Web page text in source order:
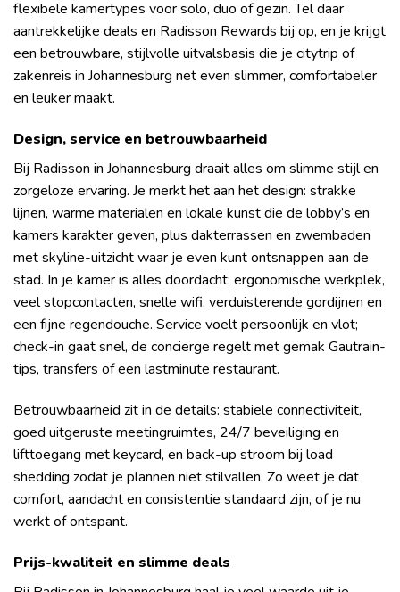
flexibele kamertypes voor solo, duo of gezin. Tel daar
aantrekkelijke deals en Radisson Rewards bij op, en je krijgt
een betrouwbare, stijlvolle uitvalsbasis die je citytrip of
zakenreis in Johannesburg net even slimmer, comfortabeler
en leuker maakt.
Design, service en betrouwbaarheid
Bij Radisson in Johannesburg draait alles om slimme stijl en
zorgeloze ervaring. Je merkt het aan het design: strakke
lijnen, warme materialen en lokale kunst die de lobby’s en
kamers karakter geven, plus dakterrassen en zwembaden
met skyline-uitzicht waar je even kunt ontsnappen aan de
stad. In je kamer is alles doordacht: ergonomische werkplek,
veel stopcontacten, snelle wifi, verduisterende gordijnen en
een fijne regendouche. Service voelt persoonlijk en vlot;
check-in gaat snel, de concierge regelt met gemak Gautrain-
tips, transfers of een lastminute restaurant.
Betrouwbaarheid zit in de details: stabiele connectiviteit,
goed uitgeruste meetingruimtes, 24/7 beveiliging en
lifttoegang met keycard, en back-up stroom bij load
shedding zodat je plannen niet stilvallen. Zo weet je dat
comfort, aandacht en consistentie standaard zijn, of je nu
werkt of ontspant.
Prijs-kwaliteit en slimme deals